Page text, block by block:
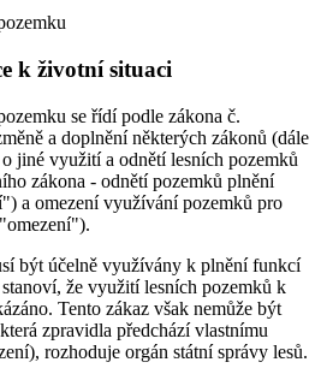
k životní situaci
se řídí podle zákona č.
a doplnění některých zákonů (dále
jiné využití a odnětí lesních pozemků
zákona - odnětí pozemků plnění
a omezení využívání pozemků pro
být účelně využívány k plnění funkcí
že využití lesních pozemků k
Tento zákaz však nemůže být
zpravidla předchází vlastnímu
rozhoduje orgán státní správy lesů.